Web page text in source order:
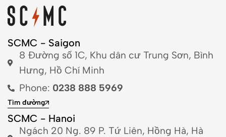
SCMC - Saigon
8 Đường số 1C, Khu dân cư Trung Sơn, Bình
Hưng, Hồ Chí Minh
Phone: 0238 888 5969
Tìm đường
SCMC - Hanoi
Ngách 20 Ng. 89 P. Tứ Liên, Hồng Hà, Hà